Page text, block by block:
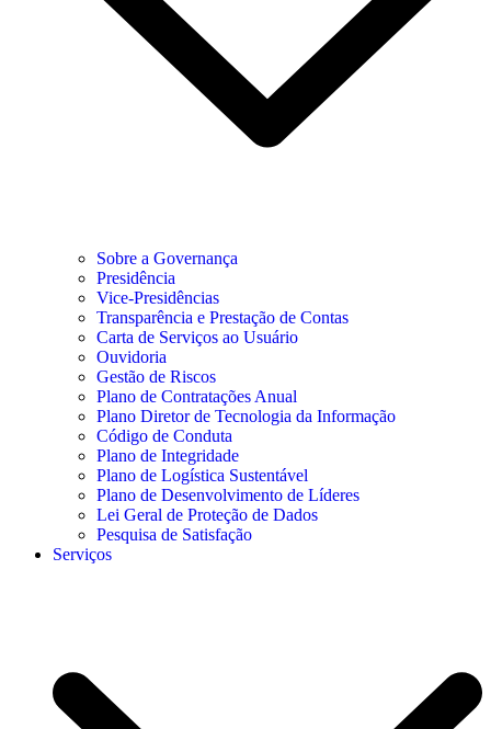
Sobre a Governança
Presidência
Vice-Presidências
Transparência e Prestação de Contas
Carta de Serviços ao Usuário
Ouvidoria
Gestão de Riscos
Plano de Contratações Anual
Plano Diretor de Tecnologia da Informação
Código de Conduta
Plano de Integridade
Plano de Logística Sustentável
Plano de Desenvolvimento de Líderes
Lei Geral de Proteção de Dados
Pesquisa de Satisfação
Serviços